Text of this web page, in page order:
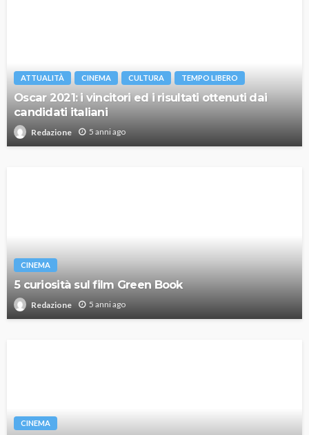
ATTUALITÀ CINEMA CULTURA TEMPO LIBERO
Oscar 2021: i vincitori ed i risultati ottenuti dai
candidati italiani
Redazione 5 anni ago
CINEMA
5 curiosità sul film Green Book
Redazione 5 anni ago
CINEMA